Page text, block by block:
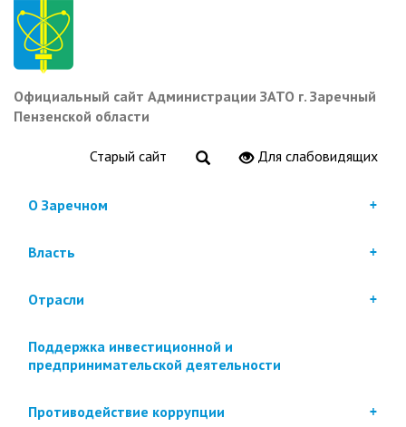
Перейти
основному
содержанию
Официальный сайт Администрации ЗАТО г. Заречный
Пензенской области
Старый сайт Для слабовидящих
О Заречном
Власть
Отрасли
Поддержка инвестиционной и
предпринимательской деятельности
Противодействие коррупции